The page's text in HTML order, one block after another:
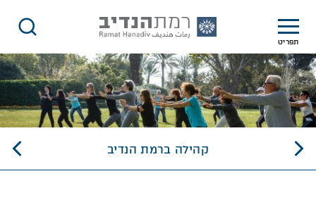
קהילה ברמת הנדיב - רמת הנדיב
תפריט
קהילה ברמת הנדיב